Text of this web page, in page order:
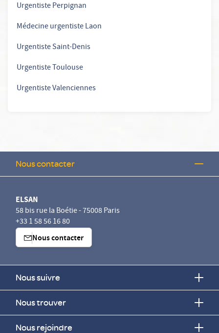
Urgentiste Perpignan
Médecine urgentiste Laon
Urgentiste Saint-Denis
Urgentiste Toulouse
Urgentiste Valenciennes
Nous contacter
ELSAN
58 bis rue la Boétie - 75008 Paris
+33 1 58 56 16 80
Nous contacter
Nous suivre
Nous trouver
Nous rejoindre